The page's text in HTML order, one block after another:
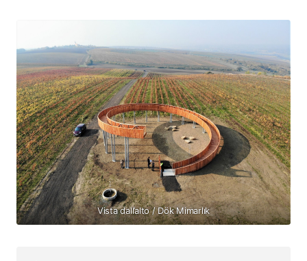
Vista dall’alto / Dök Mimarlık